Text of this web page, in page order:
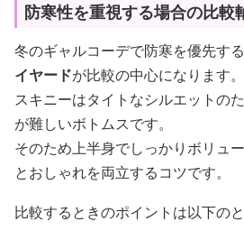
防寒性を重視する場合の比較
冬のギャルコーデで防寒を優先する
イヤードが比較の中心になります。
スキニーはタイトなシルエットの
が難しいボトムスです。
そのため上半身でしっかりボリュ
とおしゃれを両立するコツです。
比較するときのポイントは以下のと